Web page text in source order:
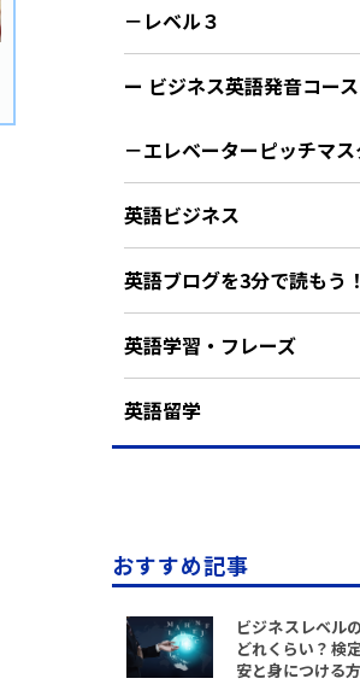
－レベル３
ー ビジネス英語発音コース
－エレベーターピッチマス
英語ビジネス
英語ブログを3分で読もう！
英語学習・フレーズ
英語留学
おすすめ記事
ビジネスレベル
どれくらい？検
安と身につける